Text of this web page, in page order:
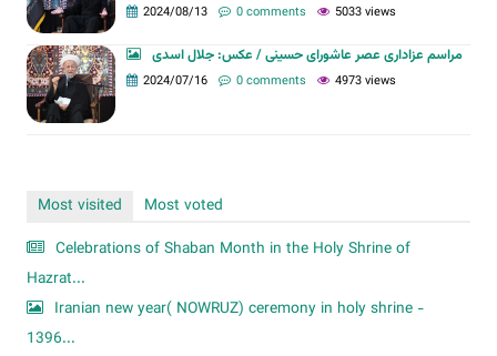
2024/08/13 0 comments 5033 views
مراسم عزاداری عصر عاشورای حسینی / عکس: جلال اسدی
2024/07/16 0 comments 4973 views
Most visited
Most voted
Celebrations of Shaban Month in the Holy Shrine of
Hazrat...
Iranian new year( NOWRUZ) ceremony in holy shrine -
1396...